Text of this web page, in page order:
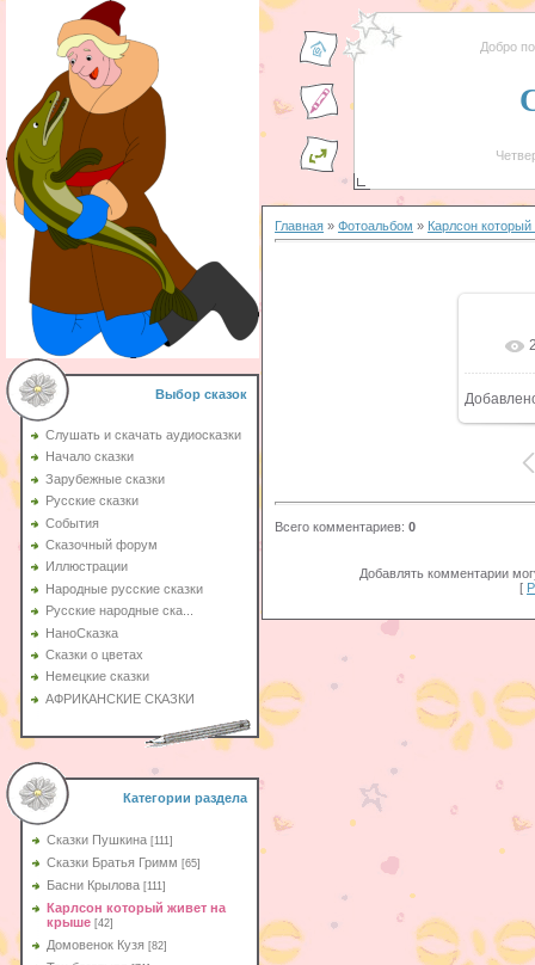
Выбор сказок
Слушать и скачать аудиосказки
Начало сказки
Зарубежные сказки
Русские сказки
События
Сказочный форум
Иллюстрации
Народные русские сказки
Русские народные ска...
НаноСказка
Сказки о цветах
Немецкие сказки
АФРИКАНСКИЕ СКАЗКИ
Категории раздела
Сказки Пушкина [111]
Сказки Братья Гримм [65]
Басни Крылова [111]
Карлсон который живет на
крыше [42]
Домовенок Кузя [82]
Добро
Главная » Фотоальбом » Карлсон
Всего комментариев: 0
Добавлять комментарии
[